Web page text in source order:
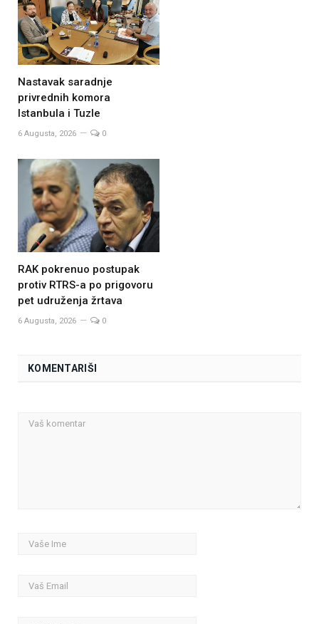
Nastavak saradnje
privrednih komora
Istanbula i Tuzle
6 Augusta, 2026 0
RAK pokrenuo postupak
protiv RTRS-a po prigovoru
pet udruženja žrtava
6 Augusta, 2026 0
KOMENTARIŠI